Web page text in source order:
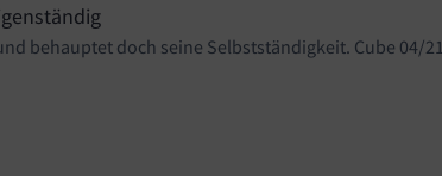
behauptet doch seine Selbstständigkeit. Cube 04/21